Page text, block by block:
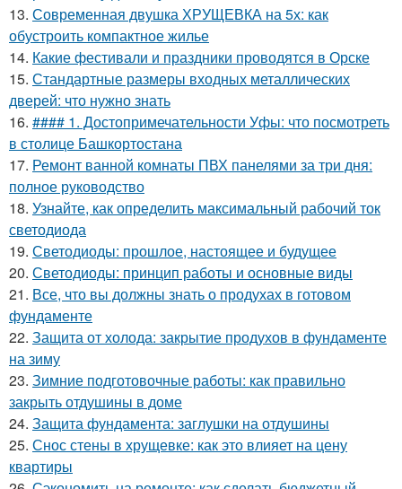
13. Современная двушка ХРУЩЕВКА на 5х: как
обустроить компактное жилье
14. Какие фестивали и праздники проводятся в Орске
15. Стандартные размеры входных металлических
дверей: что нужно знать
16. #### 1. Достопримечательности Уфы: что посмотреть
в столице Башкортостана
17. Ремонт ванной комнаты ПВХ панелями за три дня:
полное руководство
18. Узнайте, как определить максимальный рабочий ток
светодиода
19. Светодиоды: прошлое, настоящее и будущее
20. Светодиоды: принцип работы и основные виды
21. Все, что вы должны знать о продухах в готовом
фундаменте
22. Защита от холода: закрытие продухов в фундаменте
на зиму
23. Зимние подготовочные работы: как правильно
закрыть отдушины в доме
24. Защита фундамента: заглушки на отдушины
25. Снос стены в хрущевке: как это влияет на цену
квартиры